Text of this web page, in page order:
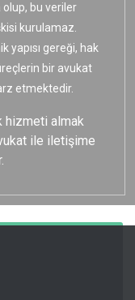
bu veriler
kurulamaz.
yapısı gereği, hak
bir avukat
etmektedir.
hizmeti almak
ile iletişime